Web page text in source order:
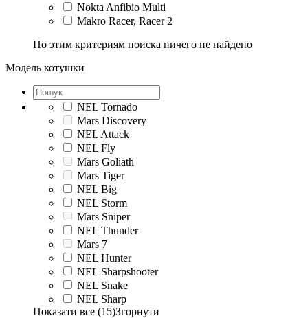
Nokta Anfibio Multi
Makro Racer, Racer 2
По этим критериям поиска ничего не найдено
Модель котушки
NEL Tornado
Mars Discovery
NEL Attack
NEL Fly
Mars Goliath
Mars Tiger
NEL Big
NEL Storm
Mars Sniper
NEL Thunder
Mars 7
NEL Hunter
NEL Sharpshooter
NEL Snake
NEL Sharp
Показати все (15)Згорнути